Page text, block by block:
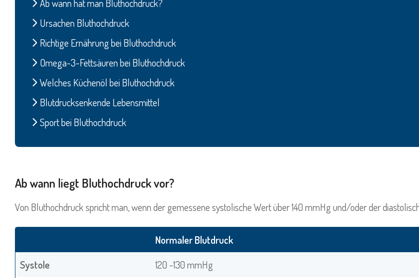
Ab wann hat man Bluthochdruck?
Ursachen Bluthochdruck
Richtige Ernährung bei Bluthochdruck
Omega-3-Fettsäuren bei Bluthochdruck
Welches Küchenöl bei Bluthochdruck
Blutdrucksenkende Lebensmittel
Sport bei Bluthochdruck
Ab wann liegt Bluthochdruck vor?
Von Bluthochdruck spricht man, wenn der gemessene systolische Wert über 140 mmHg und/oder der
Normaler Blutdruck
Systole
120 -130 mmHg